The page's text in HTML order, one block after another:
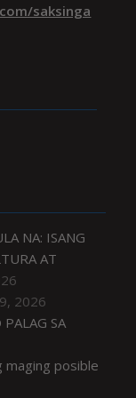
saksinga
NA: ISANG
AT
2026
SA
maging posible